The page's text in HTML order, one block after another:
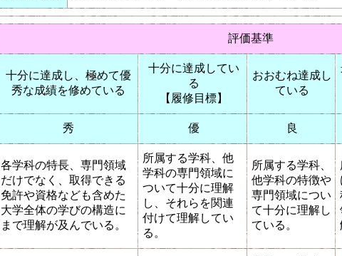
評価基準
十分に達成し、極めて優
秀な成績を修めている
十分に達成してい
る
【履修目標】
おおむね達成し
ている
秀 優 良
各学科の特長、専門領域
だけでなく、取得できる
免許や資格なども含めた
大学全体の学びの構造に
まで理解が及んでいる。
所属する学科、他
学科の専門領域に
ついて十分に理解
し、それらを関連
付けて理解してい
る。
所属する学科、
他学科の特徴や
専門領域につい
て十分に理解し
ている。